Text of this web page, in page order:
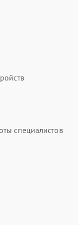
специалистов